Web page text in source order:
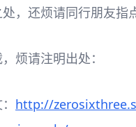
，还烦请同行朋友指
烦请注明出处：
http://